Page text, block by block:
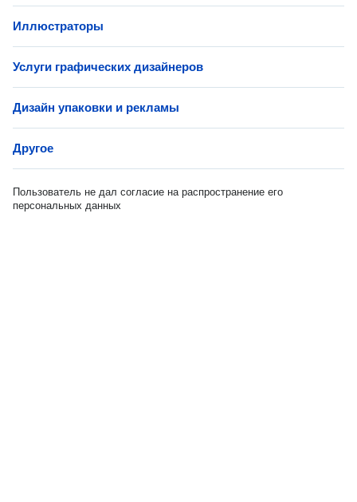
Иллюстраторы
Услуги графических дизайнеров
Дизайн упаковки и рекламы
Другое
Пользователь не дал согласие на распространение его
персональных данных